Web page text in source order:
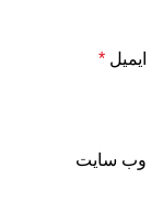
ایمیل *
وب‌ سایت